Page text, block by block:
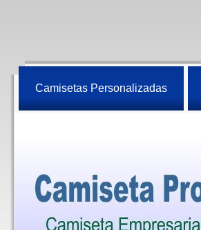
Camisetas Personalizadas